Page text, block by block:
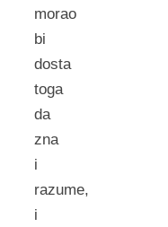
morao
bi
dosta
toga
da
zna
i
razume,
i